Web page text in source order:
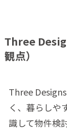
Three
観点）
Three
く、暮らしや
識して物件検